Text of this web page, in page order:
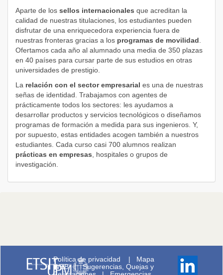
Aparte de los sellos internacionales que acreditan la
calidad de nuestras titulaciones, los estudiantes pueden
disfrutar de una enriquecedora experiencia fuera de
nuestras fronteras gracias a los programas de movilidad
Ofertamos cada año al alumnado una media de 350 plazas
en 40 países para cursar parte de sus estudios en otras
universidades de prestigio.
La relación con el sector empresarial es una de nuestras
señas de identidad. Trabajamos con agentes de
prácticamente todos los sectores: les ayudamos a
desarrollar productos y servicios tecnológicos o diseñamos
programas de formación a medida para sus ingenieros. Y,
por supuesto, estas entidades acogen también a nuestros
estudiantes. Cada curso casi 700 alumnos realizan
prácticas en empresas , hospitales o grupos de
investigación.
Política de privacidad | Mapa
WEB|Sugerencias, Quejas y